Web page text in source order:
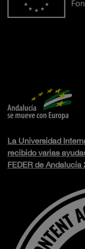
La Universidad
recibido varias
FEDER de Andalucía